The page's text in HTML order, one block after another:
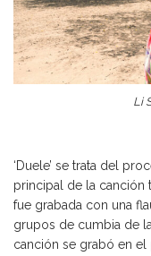
Li
‘Duele’ se trata del
principal de la canción
fue grabada con una
grupos de cumbia de
canción se grabó en el